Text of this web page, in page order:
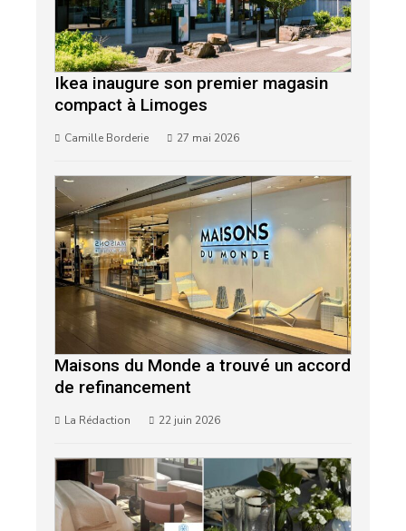
Ikea inaugure son premier magasin
compact à Limoges
Camille Borderie 27 mai 2026
Maisons du Monde a trouvé un accord
de refinancement
La Rédaction 22 juin 2026